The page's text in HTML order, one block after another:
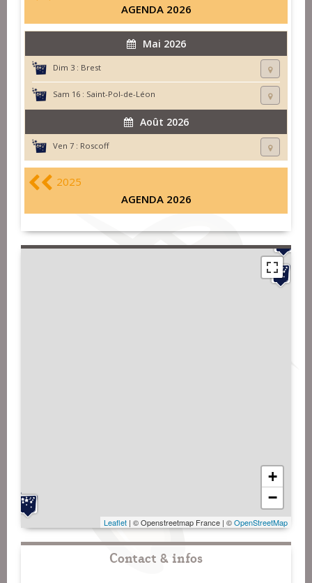
AGENDA 2026
Mai 2026
Dim 3 : Brest
Sam 16 : Saint-Pol-de-Léon
Août 2026
Ven 7 : Roscoff
2025
AGENDA 2026
+
−
Leaflet | © Openstreetmap France | ©OpenStreetMap
Contact & infos